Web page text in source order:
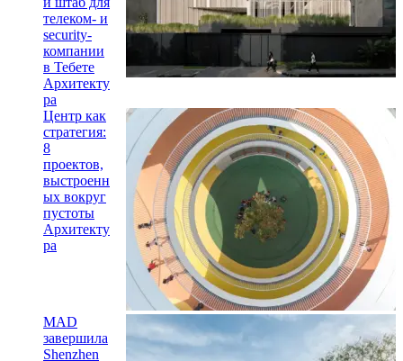
телеком- и
security-
компании
в Тебете
Архитекту
ра
Центр как
стратегия:
8
проектов,
выстроенн
ых вокруг
пустоты
Архитекту
ра
MAD
завершила
Shenzhen